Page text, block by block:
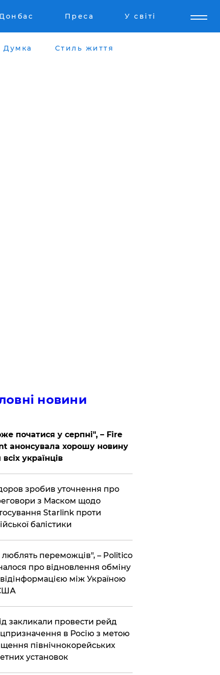
Преса У світі
Думка Стиль життя
новини
початися у серпні", – Fire
анонсувала хорошу новину
українців
зробив уточнення про
з Маском щодо
Starlink проти
балістики
люблять переможців", – Politico
про відновлення обміну
між Україною
закликали провести рейд
в Росію з метою
північнокорейських
установок